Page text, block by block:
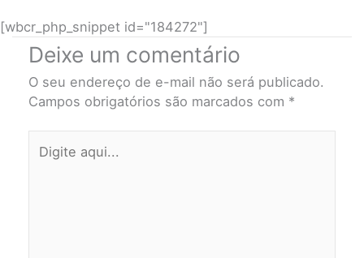
[wbcr_php_snippet id="184272"]
Deixe um comentário
O seu endereço de e-mail não será publicado.
Campos obrigatórios são marcados com *
aqui...